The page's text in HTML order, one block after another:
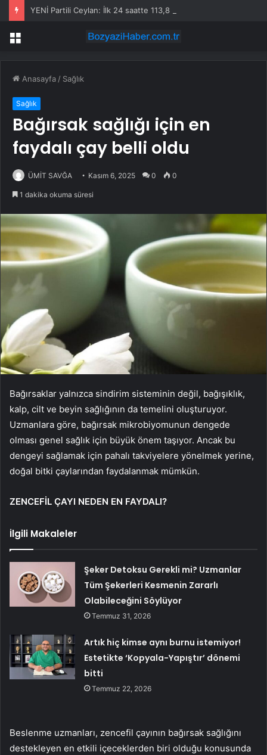
Menü
Anasayfa / Sağlık
Sağlık
Bağırsak sağlığı için en
faydalı çay belli oldu
ÜMİT SAVĞA Kasım 6, 2025 0 0
1 dakika okuma süresi
Bağırsaklar yalnızca sindirim sisteminin değil, bağışıklık,
kalp, cilt ve beyin sağlığının da temelini oluşturuyor.
Uzmanlara göre, bağırsak mikrobiyomunun dengede
olması genel sağlık için büyük önem taşıyor. Ancak bu
dengeyi sağlamak için pahalı takviyelere yönelmek yerine,
doğal bitki çaylarından faydalanmak mümkün.
ZENCEFİL ÇAYI NEDEN EN FAYDALI?
İlgili Makaleler
Şeker Detoksu Gerekli mi? Uzmanlar
Tüm Şekerleri Kesmenin Zararlı
Olabileceğini Söylüyor
Temmuz 31, 2026
Artık hiç kimse aynı burnu istemiyor!
Estetikte ‘Kopyala-Yapıştır’ dönemi
bitti
Temmuz 22, 2026
Beslenme uzmanları, zencefil çayının bağırsak sağlığını
destekleyen en etkili içeceklerden biri olduğu konusunda